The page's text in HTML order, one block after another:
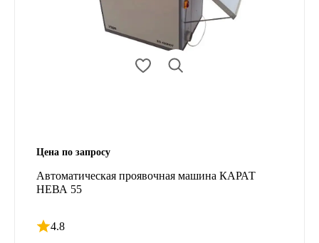
Цена по запросу
Автоматическая проявочная машина КАРАТ
НЕВА 55
4.8
Рейтинг 4.8 из 5